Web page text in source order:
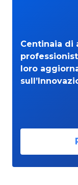
Centinaia di
loro